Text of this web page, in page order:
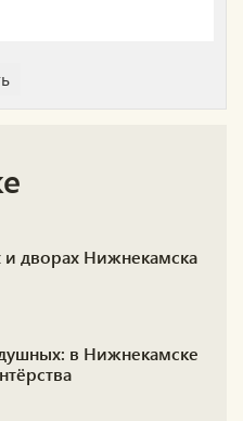
и дворах Нижнекамска
в Нижнекамске